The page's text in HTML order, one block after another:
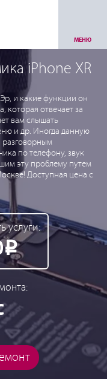
МЕНЮ
iPhone XR
и какие функции он
которая отвечает за
вам слышать
и др. Иногда данную
по телефону, звук
эту проблему путем
Доступная цена с
услуги:
Р